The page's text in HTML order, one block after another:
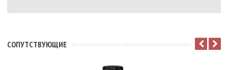
CОПУТСТВУЮЩИЕ